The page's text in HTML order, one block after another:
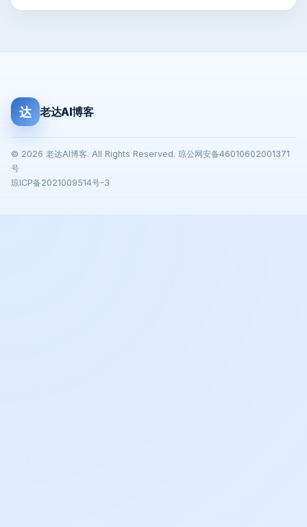
达 老达AI博客
© 2026 老达AI博客. All Rights Reserved. 琼公网安备46010602001371
号
琼ICP备2021009514号-3